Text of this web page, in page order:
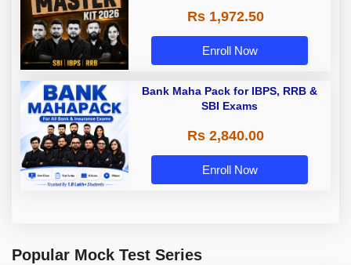
Rs 1,972.50
Enroll Now
Bank Maha Pack for IBPS, RRB &
SBI Exams
Rs 2,840.00
Enroll Now
Popular Mock Test Series